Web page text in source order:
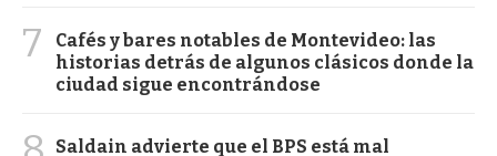
7
Cafés y bares notables de Montevideo: las
historias detrás de algunos clásicos donde la
ciudad sigue encontrándose
Saldain advierte que el BPS está mal